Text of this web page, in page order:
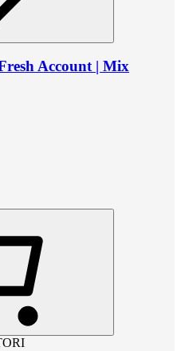
Account | Mix